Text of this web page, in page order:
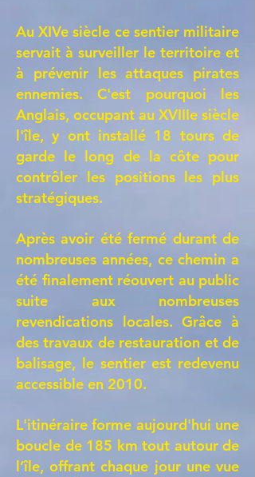
Au XIVe siècle ce sentier militaire
servait à surveiller le territoire et
à prévenir les attaques pirates
ennemies. C'est pourquoi les
Anglais, occupant au XVIIIe siècle
l'île, y ont installé 18 tours de
garde le long de la côte pour
contrôler les positions les plus
stratégiques.
Après avoir été fermé durant de
nombreuses années, ce chemin a
été finalement réouvert au public
suite aux nombreuses
revendications locales. Grâce à
des travaux de restauration et de
balisage, le sentier est redevenu
accessible en 2010.
L'itinéraire forme aujourd'hui une
boucle de 185 km tout autour de
l’île, offrant chaque jour une vue